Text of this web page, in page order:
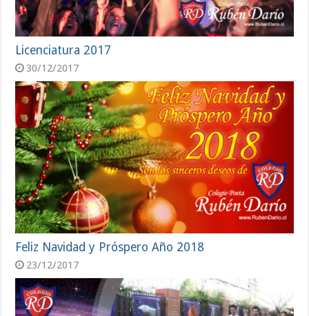
Licenciatura 2017
30/12/2017
Feliz Navidad y Próspero Año 2018
23/12/2017